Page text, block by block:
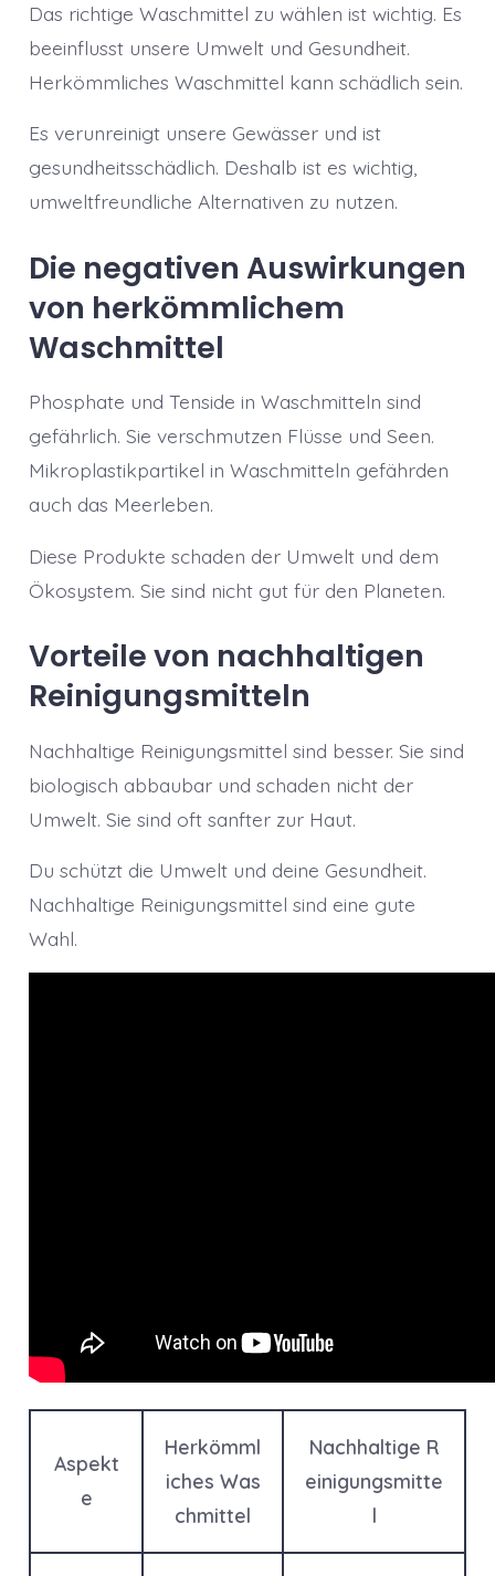
Das richtige Waschmittel zu wählen ist wichtig. Es
beeinflusst unsere Umwelt und Gesundheit.
Herkömmliches Waschmittel kann schädlich sein.
Es verunreinigt unsere Gewässer und ist
gesundheitsschädlich. Deshalb ist es wichtig,
umweltfreundliche Alternativen zu nutzen.
Die negativen Auswirkungen
von herkömmlichem
Waschmittel
Phosphate und Tenside in Waschmitteln sind
gefährlich. Sie verschmutzen Flüsse und Seen.
Mikroplastikpartikel in Waschmitteln gefährden
auch das Meerleben.
Diese Produkte schaden der Umwelt und dem
Ökosystem. Sie sind nicht gut für den Planeten.
Vorteile von nachhaltigen
Reinigungsmitteln
Nachhaltige Reinigungsmittel sind besser. Sie sind
biologisch abbaubar und schaden nicht der
Umwelt. Sie sind oft sanfter zur Haut.
Du schützt die Umwelt und deine Gesundheit.
Nachhaltige Reinigungsmittel sind eine gute
Wahl.
Aspekt
e
Herkömml
iches Was
chmittel
Nachhaltige R
einigungsmitte
l